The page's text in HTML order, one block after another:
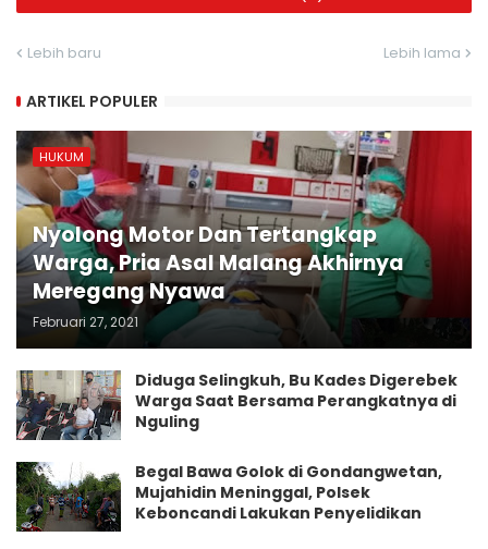
Lebih baru Lebih lama
ARTIKEL POPULER
HUKUM
Nyolong Motor Dan Tertangkap
Warga, Pria Asal Malang Akhirnya
Meregang Nyawa
Februari 27, 2021
Diduga Selingkuh, Bu Kades Digerebek
Warga Saat Bersama Perangkatnya di
Nguling
Begal Bawa Golok di Gondangwetan,
Mujahidin Meninggal, Polsek
Keboncandi Lakukan Penyelidikan